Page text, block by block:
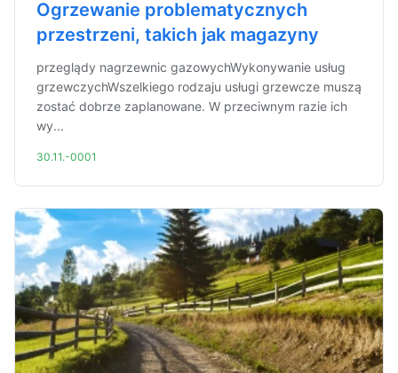
Ogrzewanie problematycznych
przestrzeni, takich jak magazyny
przeglądy nagrzewnic gazowychWykonywanie usług
grzewczychWszelkiego rodzaju usługi grzewcze muszą
zostać dobrze zaplanowane. W przeciwnym razie ich
wy...
30.11.-0001